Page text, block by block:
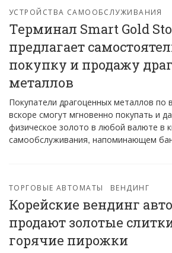
УСТРОЙСТВА САМООБСЛУЖИВАНИЯ
Терминал Smart Gold
предлагает
покупку и продажу
металлов
Покупатели драгоценных металлов по
вскоре смогут мгновенно покупать и
физическое золото в любой валюте в
самообслуживания, напоминающем
ТОРГОВЫЕ АВТОМАТЫ ВЕНДИНГ
Корейские вендинг
продают золотые
горячие пирожки